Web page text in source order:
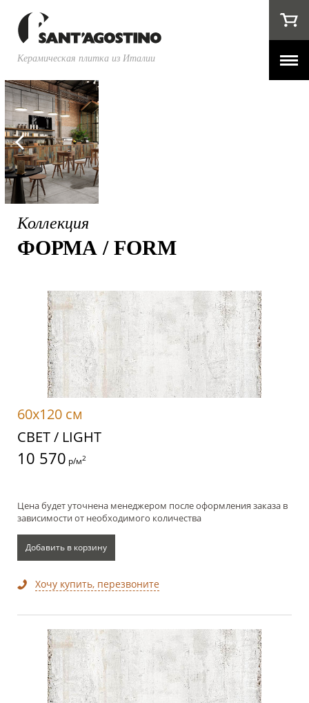
Керамическая плитка из Италии
Коллекция
ФОРМА / FORM
60x120 см
СВЕТ / LIGHT
10 570 р/м2
Цена будет уточнена менеджером после оформления заказа в
зависимости от необходимого количества
Добавить в корзину
Хочу купить, перезвоните